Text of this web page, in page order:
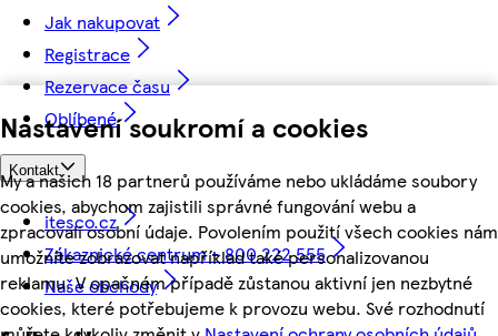
Nastavení soukromí a cookies
My a našich 18 partnerů používáme nebo ukládáme soubory
cookies, abychom zajistili správné fungování webu a
zpracovali osobní údaje. Povolením použití všech cookies nám
umožníte zobrazovat například také personalizovanou
reklamu. V opačném případě zůstanou aktivní jen nezbytné
cookies, které potřebujeme k provozu webu. Své rozhodnutí
Jak nakupovat
Registrace
Rezervace času
Oblíbené
Kontakt
itesco.cz
Zákaznické centrum - 800 222 555
Naše obchody